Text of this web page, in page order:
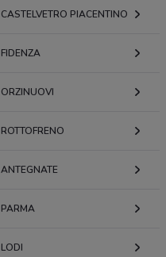
CASTELVETRO PIACENTINO
FIDENZA
ORZINUOVI
ROTTOFRENO
ANTEGNATE
PARMA
LODI